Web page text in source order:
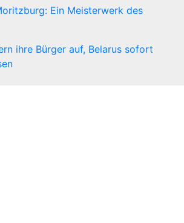
Ein Meisterwerk des
ihre Bürger auf, Belarus sofort